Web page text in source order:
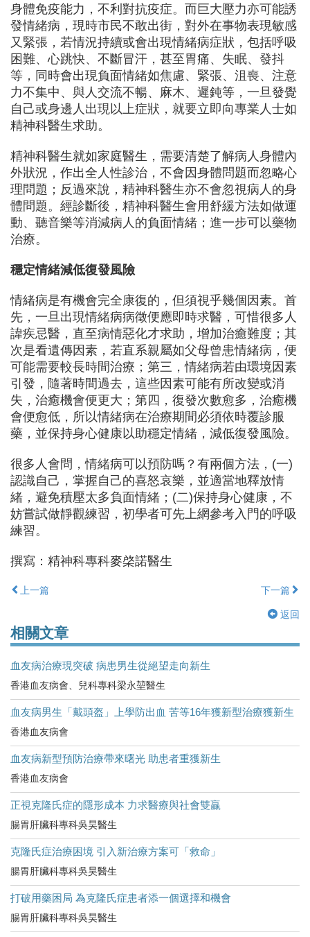
身體免疫能力，不利對抗疫症。而巨大壓力亦可能誘
發情緒病，現時市民不敢出街，對外在事物表現敏感
又緊張，若情況持續或會出現情緒病症狀，包括呼吸
困難、心跳快、不斷冒汗，甚至胃痛、失眠、發抖
等，同時會出現負面情緒如焦慮、緊張、沮喪、注意
力不集中、與人交流不暢、麻木、遲鈍等，一旦發覺
自己或身邊人出現以上症狀，就要立即向專業人士如
精神科醫生求助。
精神科醫生就如家庭醫生，需要清楚了解病人身體內
外狀況，作出全人性診治，不會因身體問題而忽略心
理問題；反過來說，精神科醫生亦不會忽視病人的身
體問題。經診斷後，精神科醫生會用舒緩方法如做運
動、聽音樂等消減病人的負面情緒；進一步可以藥物
治療。
穩定情緒減低復發風險
情緒病是有機會完全康復的，但須視乎幾個因素。首
先，一旦出現情緒病病徵便應即時求醫，可惜很多人
諱疾忌醫，直至病情惡化才求助，增加治癒難度；其
次是看遺傳因素，若直系親屬如父母曾患情緒病，便
可能需要較長時間治療；第三，情緒病若由環境因素
引發，隨著時間過去，這些因素可能有所改變或消
失，治癒機會便更大；第四，復發次數愈多，治癒機
會便愈低，所以情緒病在治療期間必須依時覆診服
藥，並保持身心健康以助穩定情緒，減低復發風險。
很多人會問，情緒病可以預防嗎？有兩個方法， (一)
認識自己，掌握自己的喜怒哀樂，並適當地釋放情
緒，避免積壓太多負面情緒； (二)保持身心健康，不
妨嘗試做靜觀練習，初學者可先上網參考入門的呼吸
練習。
撰寫：精神科專科麥棨諾醫生
上一篇 下一篇
返回
相關文章
血友病治療現突破 病患男生從絕望走向新生
香港血友病會、兒科專科梁永堃醫生
血友病男生「戴頭盔」上學防出血 苦等16年獲新型治療獲新生
香港血友病會
血友病新型預防治療帶來曙光 助患者重獲新生
香港血友病會
正視克隆氏症的隱形成本 力求醫療與社會雙贏
腸胃肝臟科專科吳昊醫生
克隆氏症治療困境 引入新治療方案可「救命」
腸胃肝臟科專科吳昊醫生
打破用藥困局 為克隆氏症患者添一個選擇和機會
腸胃肝臟科專科吳昊醫生